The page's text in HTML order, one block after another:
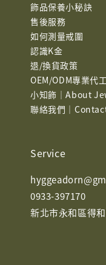
飾品保養小秘訣
售後服務
如何測量戒圍
認識K金
退/換貨政策
OEM/ODM專業代工
小知飾｜About
聯絡我們｜
Service
0933-397170
新北市永和區得